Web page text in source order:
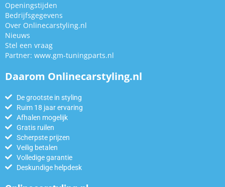
Openingstijden
Bedrijfsgegevens
Over Onlinecarstyling.nl
Nieuws
Stel een vraag
Partner: www.gm-tuningparts.nl
Daarom Onlinecarstyling.nl
De grootste in styling
Ruim 18 jaar ervaring
Afhalen mogelijk
Gratis ruilen
Scherpste prijzen
Veilig betalen
Volledige garantie
Deskundige helpdesk